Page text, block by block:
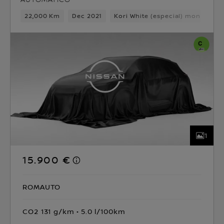
22,000 Km Dec 2021 Kori White (especial) monotono
1
15.900 €
ROMAUTO
CO2 131 g/km 5.0 l/100km